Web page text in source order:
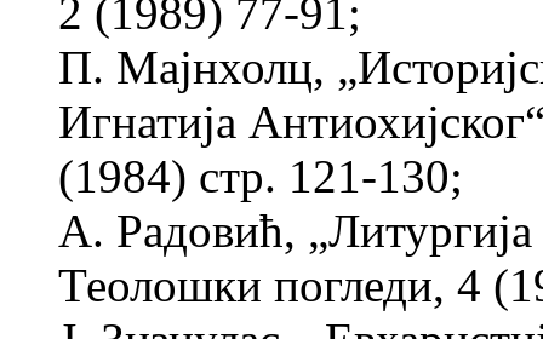
2 (1989) 77-91;
П. Мајнхолц,
Игнатија
(1984) стр. 121-130;
А. Радовић,
Теолошки погледи, 4